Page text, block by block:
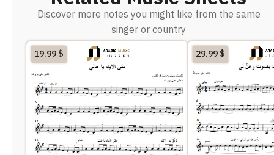
Discover more notes you might like from the same
singer or country
19.99$ 29.99$